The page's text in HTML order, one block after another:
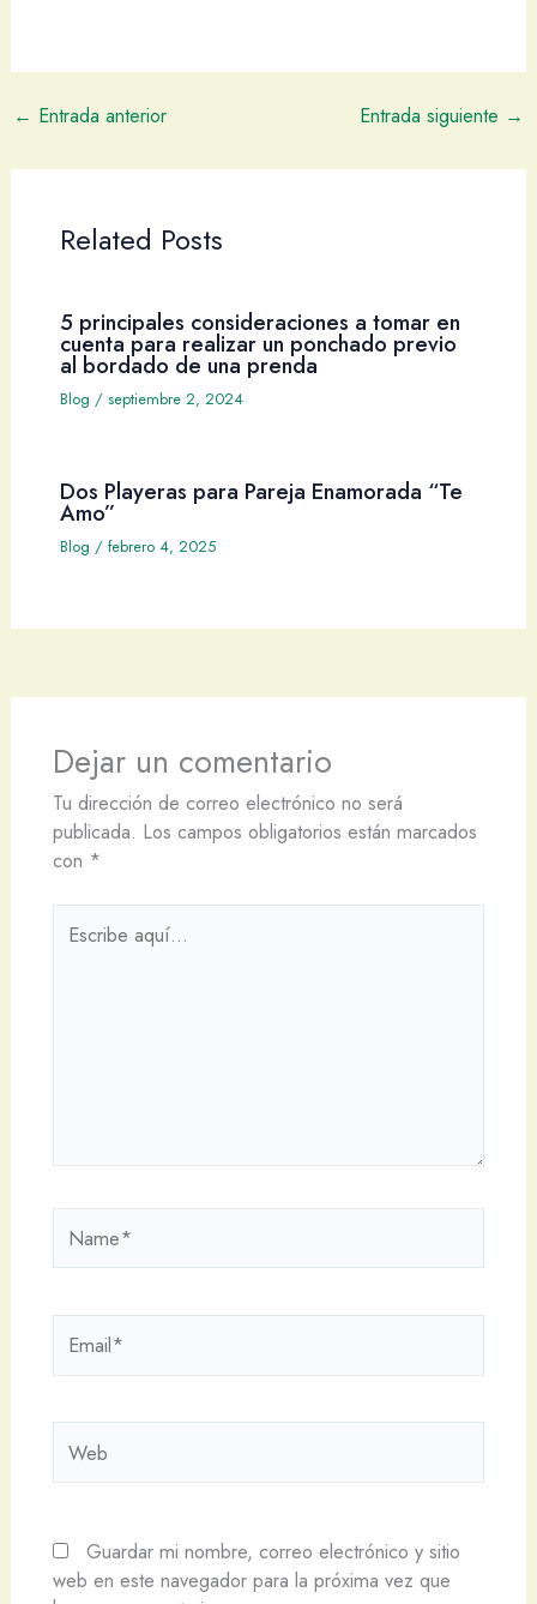
← Entrada anterior Entrada siguiente →
Related Posts
5 principales consideraciones a tomar en
cuenta para realizar un ponchado previo
al bordado de una prenda
Blog / septiembre 2, 2024
Dos Playeras para Pareja Enamorada “Te
Amo”
Blog / febrero 4, 2025
Dejar un comentario
Tu dirección de correo electrónico no será
publicada. Los campos obligatorios están marcados
con *
aquí...
Guardar mi nombre, correo electrónico y sitio
web en este navegador para la próxima vez que